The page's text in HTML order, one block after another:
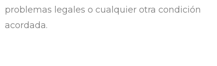
problemas legales o cualquier otra condición
acordada.